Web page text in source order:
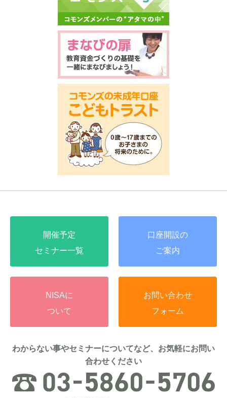
開催予定
セミナー一覧
口座開設の
ご案内
NISAに
ついて
お問い合わせ
フォーム
わからない事やセミナーについてなど、お気軽にお問い
合わせください